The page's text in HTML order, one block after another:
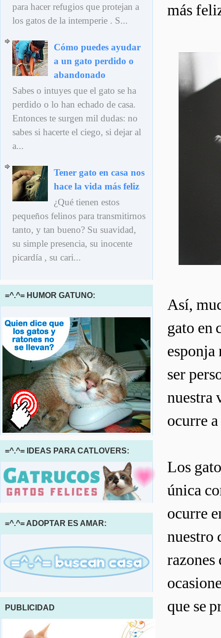
más
Así,
gato en
esponja
ser
nuestra
ocurre
Los
única
ocurre
nuestro
razones
que se
para hacer refugios que protejan a
los gatos de la intemperie . S...
Cómo puedes ayudar
a un gato perdido o
abandonado
Sabes o intuyes que el gato se ha
perdido o lo han echado de casa.
Entonces te surgen mil dudas: no
sabes si hacerte el ciego, si dejar al
a...
Tener gato en casa nos
hace la vida más feliz
¿Qué tienen estos
pequeños felinos para transmitirnos
tanto, y tan bueno? Su suavidad,
su simple presencia, su inocente
picardía , su cari...
=^.^= HUMOR GATUNO:
=^.^= IDEAS PARA CATLOVERS:
=^.^= ADOPTAR ES AMAR:
PUBLICIDAD